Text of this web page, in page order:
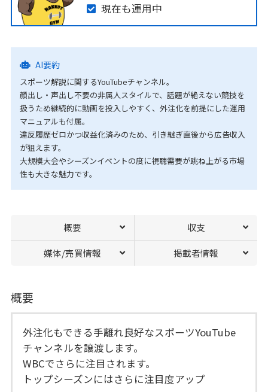
現在も運用中
AI要約
スポーツ解説に関するYouTubeチャンネル。
顔出し・声出し不要の非属人スタイルで、話題が絶えない競技を
扱うため継続的に動画を投入しやすく、外注化を前提にした運用
マニュアルも付属。
違反履歴ゼロかつ収益化済みのため、引き継ぎ直後から広告収入
が狙えます。
大規模大会やシーズンイベントの度に視聴需要が跳ね上がる市場
性も大きな魅力です。
概要 収支
媒体/売買情報 掲載者情報
概要
外注化もできる手離れ良好なスポーツYouTube
チャンネルを譲渡します。
WBCでさらに注目されます。
トップシーズンにはさらに注目度アップ